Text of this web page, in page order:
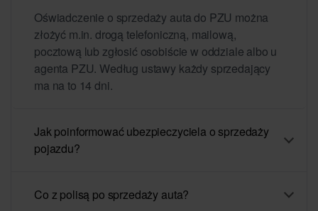
Oświadczenie o sprzedaży auta do PZU można
złożyć m.in. drogą telefoniczną, mailową,
pocztową lub zgłosić osobiście w oddziale albo u
agenta PZU. Według ustawy każdy sprzedający
ma na to 14 dni.
Jak poinformować ubezpieczyciela o sprzedaży
pojazdu?
Co z polisą po sprzedaży auta?